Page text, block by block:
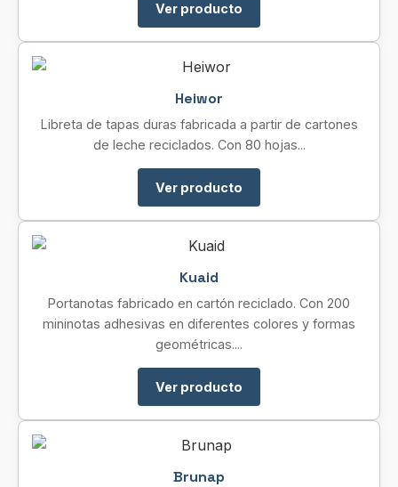
Ver producto
Heiwor
Libreta de tapas duras fabricada a partir de cartones
de leche reciclados. Con 80 hojas...
Ver producto
Kuaid
Portanotas fabricado en cartón reciclado. Con 200
mininotas adhesivas en diferentes colores y formas
geométricas....
Ver producto
Brunap